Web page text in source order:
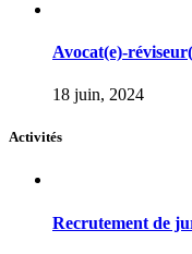
Avocat(e)-
18 juin, 2024
Activités
Recrutement de